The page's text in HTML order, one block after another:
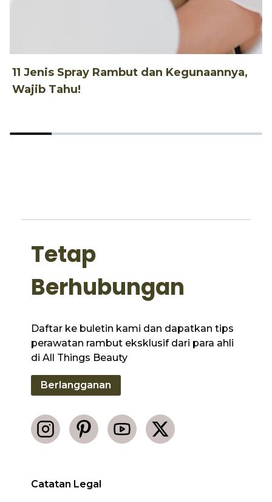
11 Jenis Spray Rambut dan Kegunaannya,
Wajib Tahu!
Catatan Legal
Tetap
Berhubungan
Daftar ke buletin kami dan dapatkan tips
perawatan rambut eksklusif dari para ahli
di All Things Beauty
Berlangganan